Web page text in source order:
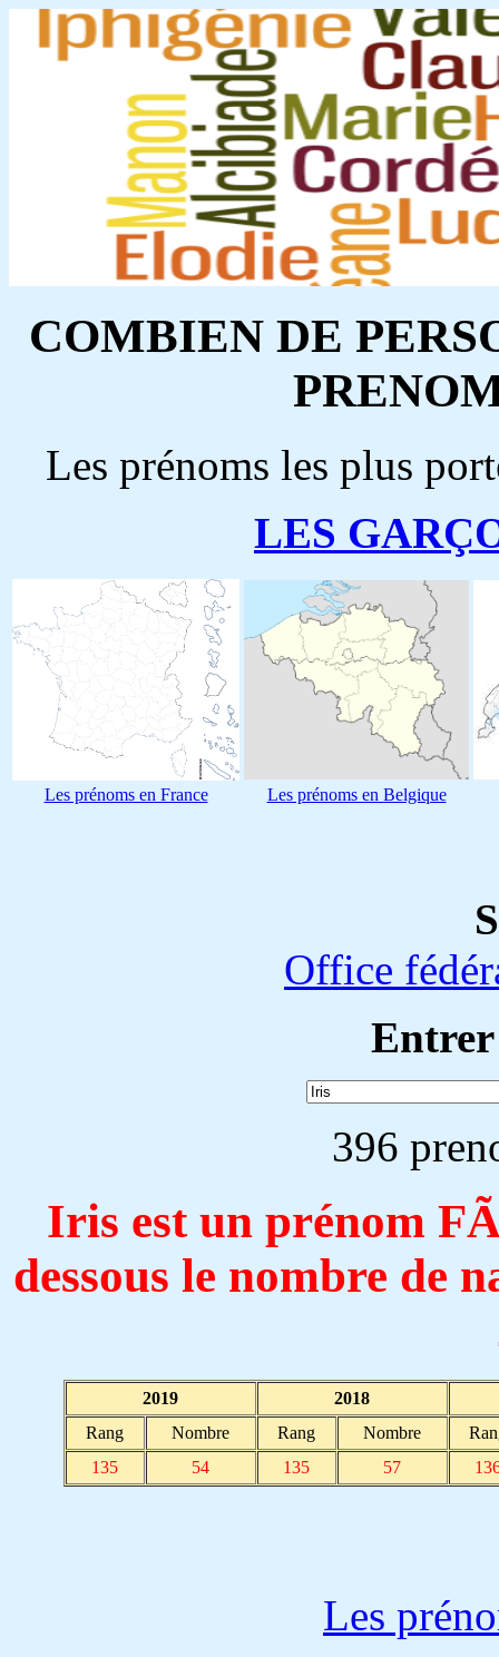
COMBIEN DE
Les prénoms les plus
LES
Les prénoms en France Les prénoms en Belgique
Office
396
Iris est un prénom
dessous le nombre de
2019
2018
Rang
Nombre Rang Nombre
135
54 135 57
Les